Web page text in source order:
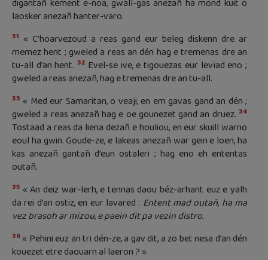
digantañ kement e-noa, gwall-gas anezañ ha mond kuit o
laosker anezañ hanter-varo.
31 « C’hoarvezoud a reas gand eur beleg diskenn dre ar
memez hent ; gweled a reas an dén hag e tremenas dre an
tu-all d’an hent.32 Evel-se ive, e tigouezas eur levïad eno ;
gweled a reas anezañ, hag e tremenas dre an tu-all.
33 « Med eur Samaritan, o veaji, en em gavas gand an dén ;
gweled a reas anezañ hag e oe gounezet gand an druez. 34
Tostaad a reas da liena dezañ e houliou, en eur skuill warno
eoul ha gwin. Goude-ze, e lakeas anezañ war gein e loen, ha
kas anezañ gantañ d’eun ostaleri ; hag eno eh ententas
outañ.
35 « An deiz war-lerh, e tennas daou béz-arhant euz e yalh
da rei d’an ostiz, en eur lavared : Entent mad outañ, ha ma
vez brasoh ar mizou, e paein dit pa vezin distro.
36 « Pehini euz an tri dén-ze, a gav dit, a zo bet nesa d’an dén
kouezet etre daouarn al laeron ? »